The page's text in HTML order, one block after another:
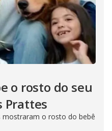
o rosto do seu
Prattes
mostraram o rosto do bebê